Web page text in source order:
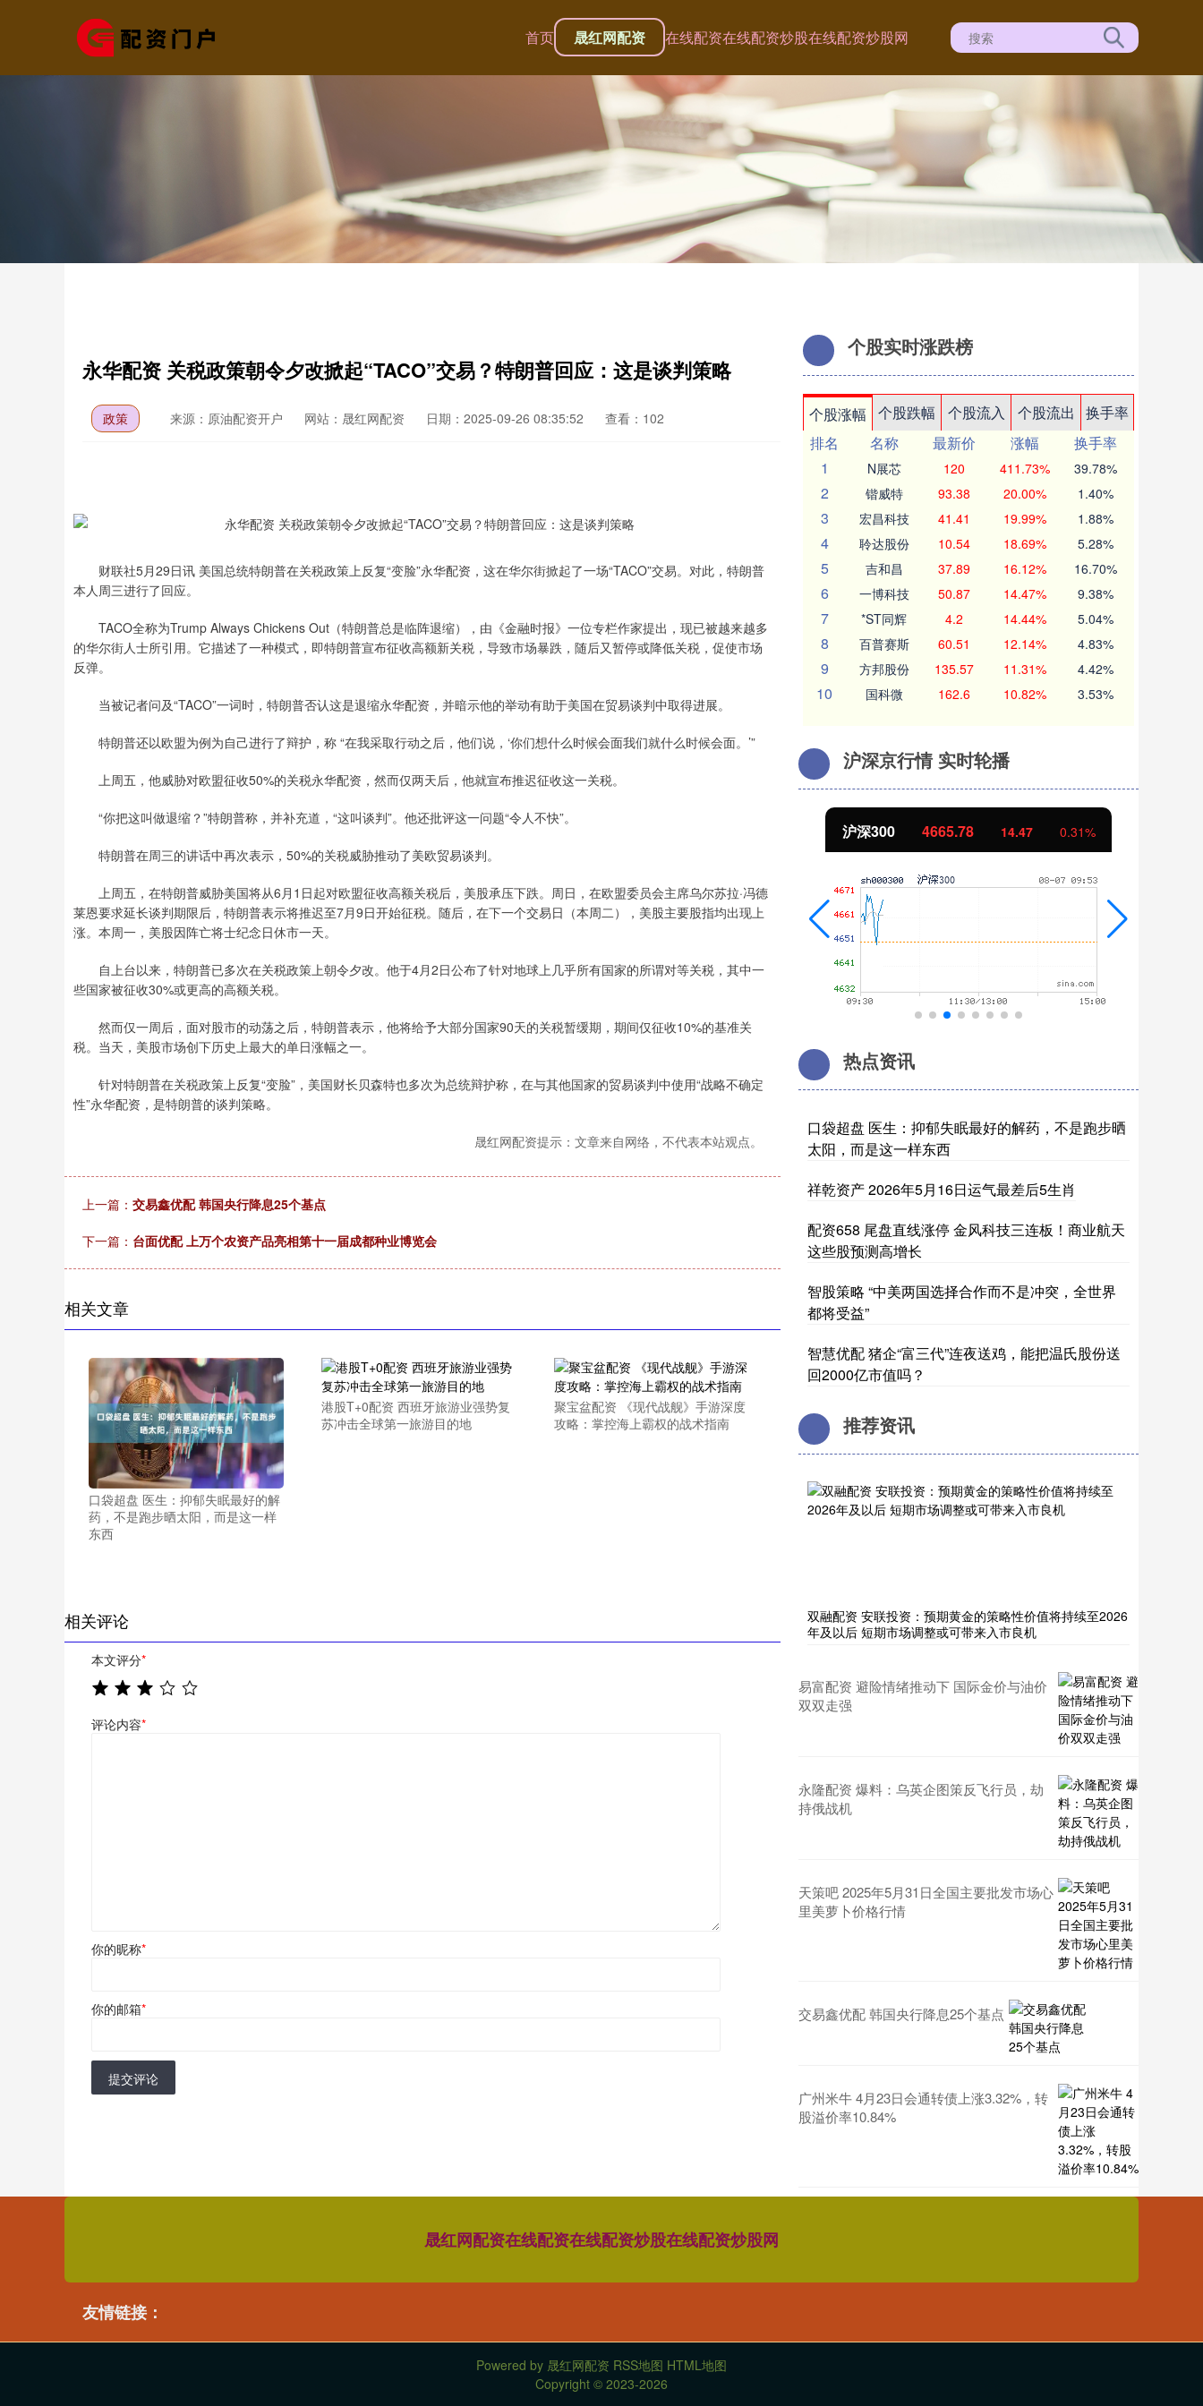
首页 晟红网配资 在线配资在线配资炒股在线配资炒股网
永华配资 关税政策朝令夕改掀起“TACO”交易？特朗普回应：这是谈判策略
政策 来源：原油配资开户 网站：晟红网配资 日期：2025-09-26 08:35:52 查看：102
财联社5月29日讯 美国总统特朗普在关税政策上反复“变脸”永华配资，这在华尔街掀起了一场“TACO”交易。对此，特朗普
本人周三进行了回应。
TACO全称为Trump Always Chickens Out（特朗普总是临阵退缩），由《金融时报》一位专栏作家提出，现已被越来越多
的华尔街人士所引用。它描述了一种模式，即特朗普宣布征收高额新关税，导致市场暴跌，随后又暂停或降低关税，促使市场
反弹。
当被记者问及“TACO”一词时，特朗普否认这是退缩永华配资，并暗示他的举动有助于美国在贸易谈判中取得进展。
特朗普还以欧盟为例为自己进行了辩护，称 “在我采取行动之后，他们说，‘你们想什么时候会面我们就什么时候会面。’”
上周五，他威胁对欧盟征收50%的关税永华配资，然而仅两天后，他就宣布推迟征收这一关税。
“你把这叫做退缩？”特朗普称，并补充道，“这叫谈判”。他还批评这一问题“令人不快”。
特朗普在周三的讲话中再次表示，50%的关税威胁推动了美欧贸易谈判。
上周五，在特朗普威胁美国将从6月1日起对欧盟征收高额关税后，美股承压下跌。周日，在欧盟委员会主席乌尔苏拉·冯德
莱恩要求延长谈判期限后，特朗普表示将推迟至7月9日开始征税。随后，在下一个交易日（本周二），美股主要股指均出现上
涨。本周一，美股因阵亡将士纪念日休市一天。
自上台以来，特朗普已多次在关税政策上朝令夕改。他于4月2日公布了针对地球上几乎所有国家的所谓对等关税，其中一
些国家被征收30%或更高的高额关税。
然而仅一周后，面对股市的动荡之后，特朗普表示，他将给予大部分国家90天的关税暂缓期，期间仅征收10%的基准关
税。当天，美股市场创下历史上最大的单日涨幅之一。
针对特朗普在关税政策上反复“变脸”，美国财长贝森特也多次为总统辩护称，在与其他国家的贸易谈判中使用“战略不确定
性”永华配资，是特朗普的谈判策略。
晟红网配资提示：文章来自网络，不代表本站观点。
上一篇： 交易鑫优配 韩国央行降息25个基点
下一篇： 台面优配 上万个农资产品亮相第十一届成都种业博览会
相关文章
口袋超盘 医生：抑郁失眠最好的解
药，不是跑步晒太阳，而是这一样
东西
港股T+0配资 西班牙旅游业强势复
苏冲击全球第一旅游目的地
聚宝盆配资 《现代战舰》手游深度
攻略：掌控海上霸权的战术指南
相关评论
本文评分*
评论内容*
你的昵称*
你的邮箱*
提交评论
个股实时涨跌榜
个股涨幅 个股跌幅 个股流入 个股流出
换手率
排名
名称 最新价 涨幅
换手率
1
N展芯 120 411.73% 39.78%
2 锴威特 93.38 20.00% 1.40%
3 宏昌科技 41.41 19.99% 1.88%
4 聆达股份 10.54 18.69% 5.28%
5 吉和昌 37.89 16.12% 16.70%
6 一博科技 50.87 14.47% 9.38%
7 *ST同辉 4.2 14.44% 5.04%
8 百普赛斯 60.51 12.14% 4.83%
9 方邦股份 135.57 11.31% 4.42%
10 国科微 162.6 10.82% 3.53%
沪深京行情 实时轮播
上证指数 3896.56 深证成指 14131.46 4665.78 14.47 0.31%
热点资讯
口袋超盘 医生：抑郁失眠最好的解药，不是跑步晒
太阳，而是这一样东西
祥乾资产 2026年5月16日运气最差后5生肖
配资658 尾盘直线涨停 金风科技三连板！商业航天
这些股预测高增长
智股策略 “中美两国选择合作而不是冲突，全世界
都将受益”
智慧优配 猪企“富三代”连夜送鸡，能把温氏股份送
回2000亿市值吗？
推荐资讯
双融配资 安联投资：预期黄金的策略性价值将持续至2026
年及以后 短期市场调整或可带来入市良机
易富配资 避险情绪推动下 国际金价与油价
双双走强
永隆配资 爆料：乌英企图策反飞行员，劫
持俄战机
天策吧 2025年5月31日全国主要批发市场心
里美萝卜价格行情
交易鑫优配 韩国央行降息25个基点
广州米牛 4月23日会通转债上涨3.32%，转
股溢价率10.84%
晟红网配资在线配资在线配资炒股在线配资炒股网
友情链接：
Powered by 晟红网配资 RSS地图 HTML地图
Copyright © 2023-2026